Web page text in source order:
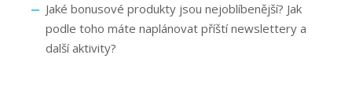
Jaké bonusové produkty jsou nejoblíbenější? Jak
podle toho máte naplánovat příští newslettery a
další aktivity?